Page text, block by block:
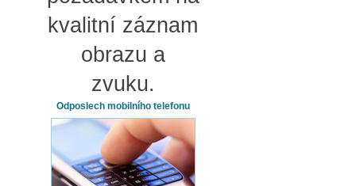
kvalitní záznam
obrazu a
zvuku.
Odposlech mobilního telefonu